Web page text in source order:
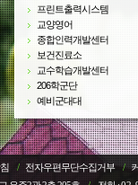
프린트출력시스템
교양영어
종합인력개발센터
보건진료소
교수학습개발센터
206학군단
예비군대대
/ 전자우편무단수집거부 /